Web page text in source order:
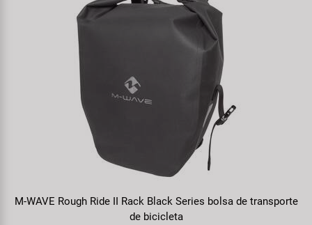
M-WAVE Rough Ride II Rack Black Series bolsa de transporte
de bicicleta